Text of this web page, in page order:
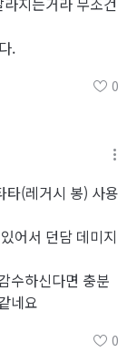
.
0
타(레거시 봉) 사용
어서 던담 데미지
수하신다면 충분
네요
0